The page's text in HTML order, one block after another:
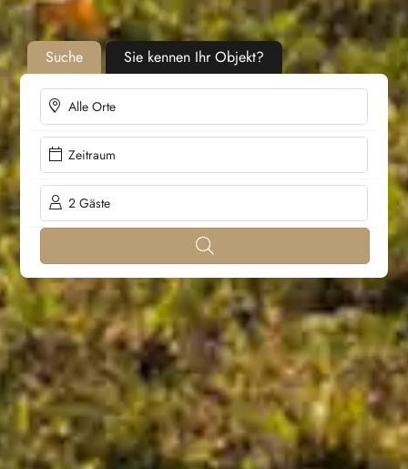
Suche
Sie kennen Ihr Objekt?
Alle Orte
Zeitraum
2 Gäste